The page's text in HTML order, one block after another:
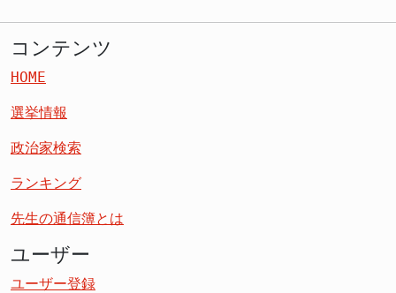
コンテンツ
HOME
選挙情報
政治家検索
ランキング
先生の通信簿とは
ユーザー
ユーザー登録